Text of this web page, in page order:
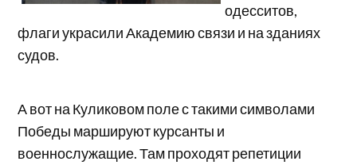
одесситов,
флаги украсили Академию связи и на зданиях
судов.
А вот на Куликовом поле с такими символами
Победы маршируют курсанты и
военнослужащие. Там проходят репетиции